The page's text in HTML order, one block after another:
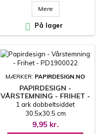
Mere
 På lager
MÆRKER: PAPIRDESIGN.NO
PAPIRDESIGN -
VÅRSTEMNING - FRIHET -
PD1900022
1 ark dobbeltsiddet
30.5x30.5 cm
9,95 kr.